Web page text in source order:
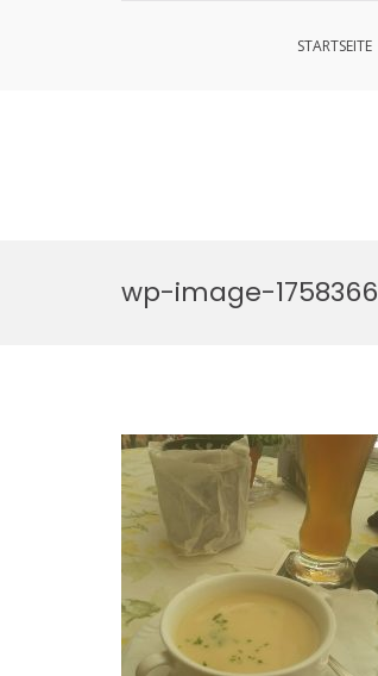
STARTSEITE
wp-image-